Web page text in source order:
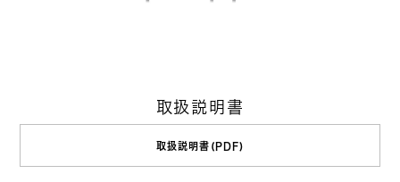
取扱説明書
取扱説明書(PDF)